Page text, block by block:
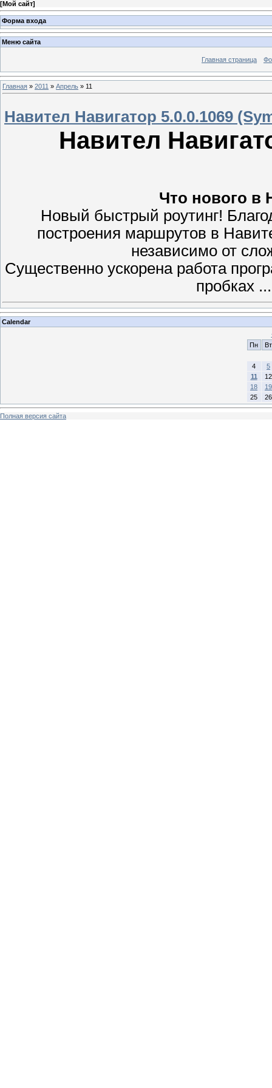
[Мой сайт]
Форма входа
Меню сайта
Главная страница
Главная » 2011 » Апрель » 11
Навител Навигатор 5.0.0.1069
Навител
Что нового в
Новый быстрый роутинг!
построения маршрутов в
независимо от
Существенно ускорена работа
пробках
Calendar
Пн
Вт
4
5
11
12
18
19
25
26
Полная версия сайта